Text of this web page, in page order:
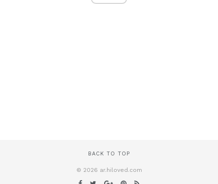
BACK TO TOP
© 2026 ar.hiloved.com